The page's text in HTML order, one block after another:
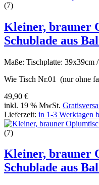
(7)
Kleiner, brauner
Schublade aus
Maße: Tischplatte: 39x39cm
Wie Tisch Nr.01 (nur ohne
49,90 €
inkl. 19 % MwSt.
Lieferzeit: in 1-3 Werktagen
(7)
Kleiner, brauner
Schublade aus